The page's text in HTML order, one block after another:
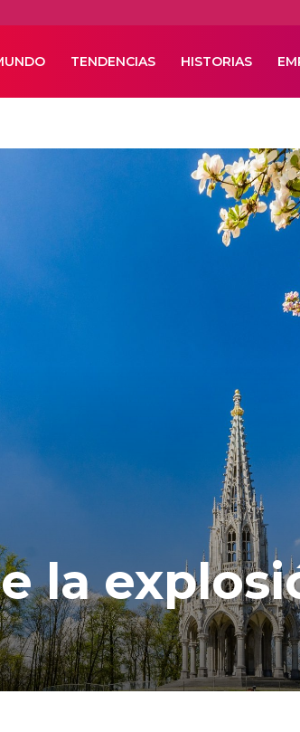
TENDENCIAS HISTORIAS
la